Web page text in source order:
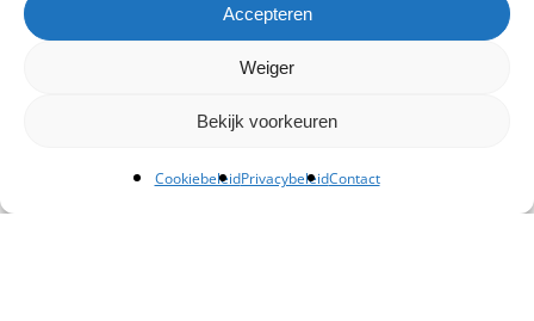
Accepteren
Weiger
Bekijk voorkeuren
CookiebeleidPrivacybeleidContact